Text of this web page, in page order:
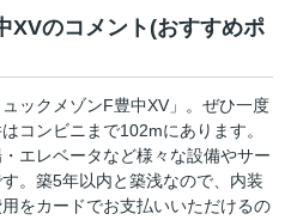
XVのコメント(おすすめポ
ックメゾンF豊中XV」。ぜひ一度
コンビニまで102mにあります。
エレベータなど様々な設備やサー
。築5年以内と築浅なので、内装
をカードでお支払いいただけるの